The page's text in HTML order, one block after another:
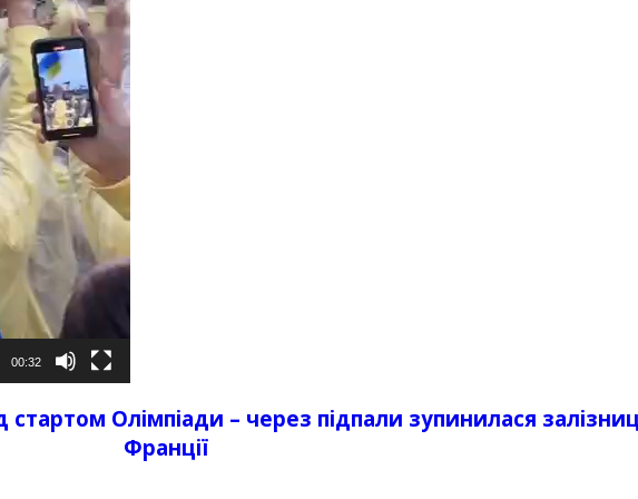
00:32
стартом Олімпіади – через підпали зупинилася
Франції